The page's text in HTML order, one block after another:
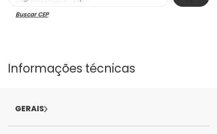
Buscar CEP
Informações técnicas
GERAIS